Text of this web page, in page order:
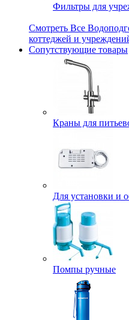
Фильтры для
Смотреть Все
коттеджей и
Сопутствующие товары
Краны для
Для установки и
Помпы ручные